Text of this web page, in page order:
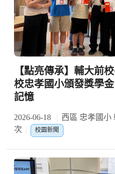
【點亮傳承】輔大前
校忠孝國小頒發獎學
記憶
2026-06-18 西區 忠孝國小
次
校園新聞